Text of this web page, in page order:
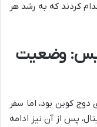
کردند که به رشد هر
وضعیت
کوین بود، اما سفر
پس از آن نیز ادامه